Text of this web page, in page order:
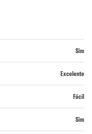
Sim
Excelente
Fácil
Sim